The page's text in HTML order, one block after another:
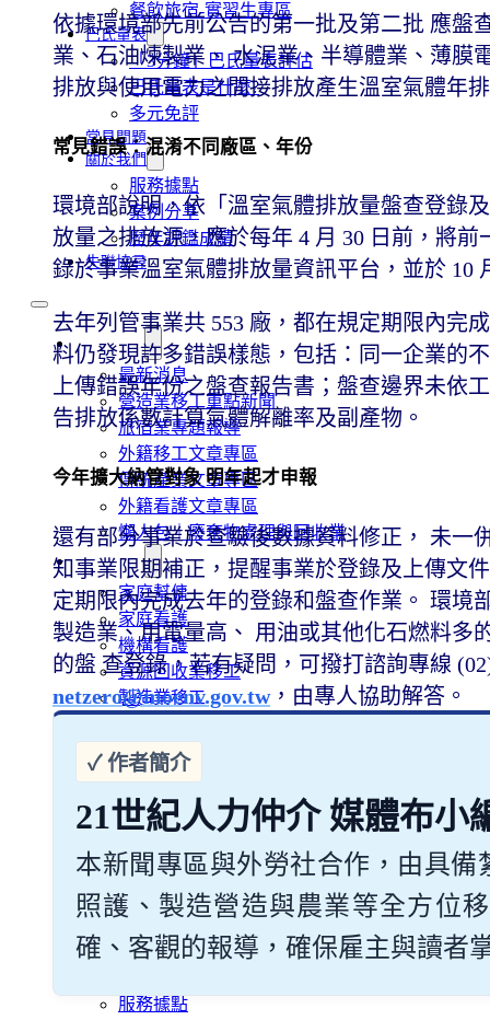
餐飲旅宿-實習生專區
巴氏量表
「3分鐘」巴氏量表評估
巴氏量表是什麼?
多元免評
常見問題
關於我們
服務據點
案例分享
歷年評鑑成績
失聯協尋
移工新聞
最新消息
營造業移工重點新聞
旅宿業專題報導
外籍移工文章專區
傳統產業文章專區
外籍看護文章專區
懶人包｜廢棄物處理與回收業
申請專區
家庭幫傭
家庭看護
機構看護
資源回收業移工
製造業移工
農業移工
營造業移工
餐飲旅宿-實習生專區
巴氏量表
「3分鐘」巴氏量表評估
巴氏量表是什麼?
多元免評
常見問題
服務據點
依據環境部先前公告的第一批及第二批 應盤
業、石油煉製業、 水泥業、半導體業、薄膜
排放與使用電力之間接排放產生溫室氣體年
常見錯誤：混淆不同廠區、年份
環境部說明，依「溫室氣體排放量盤查登錄
放量之排放源，應於每年 4 月 30 日前，將
錄於事業溫室氣體排放量資訊平台，並於 10
去年列管事業共 553 廠，都在規定期限內完
料仍發現許多錯誤樣態，包括：同一企業的
上傳錯誤年份之盤查報告書；盤查邊界未依
告排放係數計算氣體解離率及副產物。
今年擴大納管對象 明年起才申報
還有部分事業於查驗後數據資料修正， 未一
知事業限期補正，提醒事業於登錄及上傳文
定期限內完成去年的登錄和盤查作業。 環境
製造業、用電量高、 用油或其他化石燃料多
的盤 查登錄，若有疑問，可撥打諮詢專線
netzero@moenv.gov.tw，由專人協助解答。
21世紀人力仲介 媒體布小
本新聞專區與外勞社合作，由具
照護、製造營造與農業等全方位
確、客觀的報導，確保雇主與讀者